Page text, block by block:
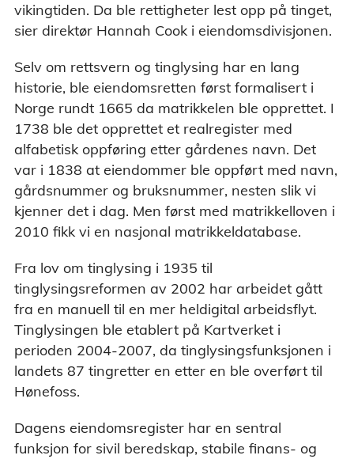
vikingtiden. Da ble rettigheter lest opp på tinget,
sier direktør Hannah Cook i eiendomsdivisjonen.
Selv om rettsvern og tinglysing har en lang
historie, ble eiendomsretten først formalisert i
Norge rundt 1665 da matrikkelen ble opprettet. I
1738 ble det opprettet et realregister med
alfabetisk oppføring etter gårdenes navn. Det
var i 1838 at eiendommer ble oppført med navn,
gårdsnummer og bruksnummer, nesten slik vi
kjenner det i dag. Men først med matrikkelloven i
2010 fikk vi en nasjonal matrikkeldatabase.
Fra lov om tinglysing i 1935 til
tinglysingsreformen av 2002 har arbeidet gått
fra en manuell til en mer heldigital arbeidsflyt.
Tinglysingen ble etablert på Kartverket i
perioden 2004-2007, da tinglysingsfunksjonen i
landets 87 tingretter en etter en ble overført til
Hønefoss.
Dagens eiendomsregister har en sentral
funksjon for sivil beredskap, stabile finans- og